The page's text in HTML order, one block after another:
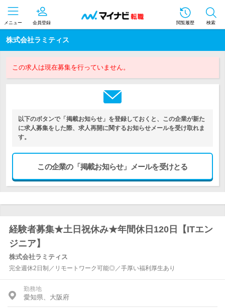
メニュー 会員登録 閲覧履歴 検索
株式会社ラミティス
この求人は現在募集を行っていません。
以下のボタンで「掲載お知らせ」を登録しておくと、この企業が新た
に求人募集をした際、求人再開に関するお知らせメールを受け取れま
す。
この企業の「掲載お知らせ」メールを受けとる
経験者募集★土日祝休み★年間休日120日【ITエン
ジニア】
株式会社ラミティス
完全週休2日制／リモートワーク可能◎／手厚い福利厚生あり
勤務地
愛知県、大阪府